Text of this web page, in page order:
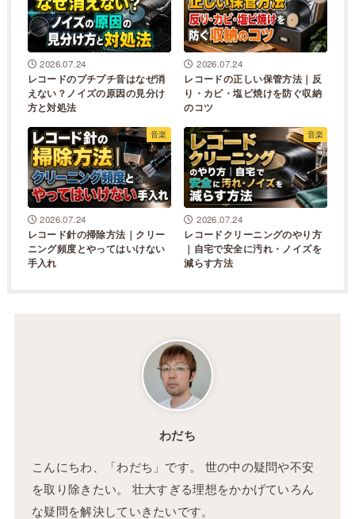
2026.07.24
レコードのプチプチ音はなぜ消
えない？ノイズの原因の見分け
方と対処法
2026.07.24
レコードの正しい保管方法｜反
り・カビ・塩ビ焼けを防ぐ収納
のコツ
音楽
2026.07.24
レコード針の掃除方法｜クリー
ニング頻度とやってはいけない
手入れ
音楽
2026.07.24
レコードクリーニングのやり方
｜自宅で安全に汚れ・ノイズを
減らす方法
わだち
こんにちわ、「わだち」です。 世の中の疑問や不安
を取り除きたい。 壮大すぎる理想をかかげていろん
な疑問を解決していきたいです。